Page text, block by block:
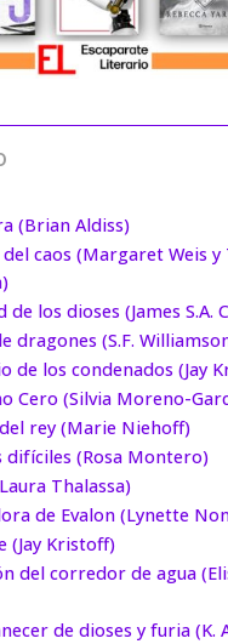
(Brian Aldiss)
caos (Margaret Weis y
de los dioses (James S.A.
dragones (S.F.
de los condenados (Jay
Cero (Silvia Moreno-
rey (Marie Niehoff)
difíciles (Rosa Montero)
Thalassa)
de Evalon (Lynette
(Jay Kristoff)
del corredor de agua
de dioses y furia (K.